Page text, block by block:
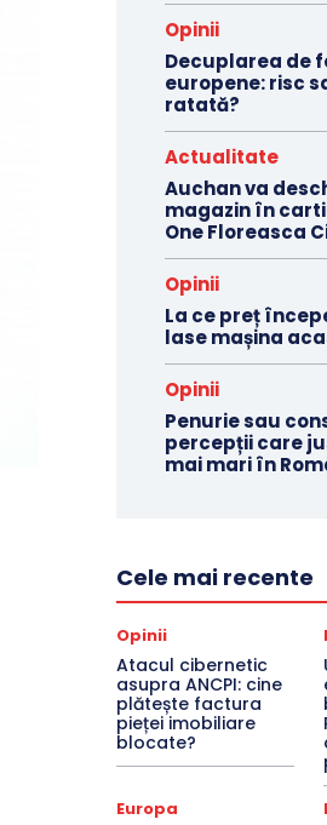
Opinii
Decuplarea de
europene: risc
ratată?
Actualitate
Auchan va
magazin în
One Floreasca
Opinii
La ce preț
lase mașina
Opinii
Penurie sau
percepții care
mai mari în
Cele mai recente
Opinii
Atacul cibernetic
asupra ANCPI: cine
plătește factura
pieței imobiliare
blocate?
Europa